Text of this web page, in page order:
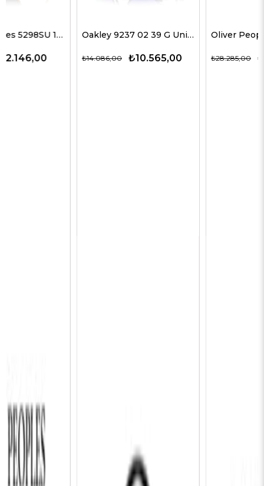
Oakley 9237 02 39 G Unisex Güneş Gözlükleri
₺10.565,00
₺14.086,00
Oliver Peoples 5514SU 1678C5 51 G Unisex Güneş Gözlükleri
₺14.143,00
₺28.285,00